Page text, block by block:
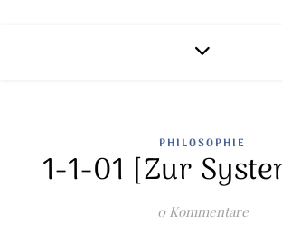
PHILOSOPHIE
1-1-01 [Zur
0 Kommentare